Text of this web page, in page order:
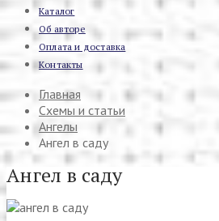
Каталог
Об авторе
Оплата и доставка
Контакты
Главная
Схемы и статьи
Ангелы
Ангел в саду
Ангел в саду